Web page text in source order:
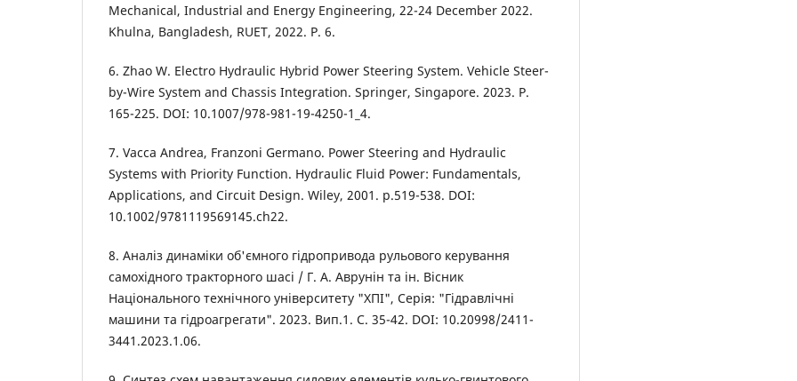
Mechanical, Industrial and Energy Engineering, 22-24 December 2022.
Khulna, Bangladesh, RUET, 2022. P. 6.
6. Zhao W. Electro Hydraulic Hybrid Power Steering System. Vehicle Steer-
by-Wire System and Chassis Integration. Springer, Singapore. 2023. P.
165-225. DOI: 10.1007/978-981-19-4250-1_4.
7. Vacca Andrea, Franzoni Germano. Power Steering and Hydraulic
Systems with Priority Function. Hydraulic Fluid Power: Fundamentals,
Applications, and Circuit Design. Wiley, 2001. p.519-538. DOI:
10.1002/9781119569145.ch22.
8. Аналіз динаміки об'ємного гідропривода рульового керування
самохідного тракторного шасі / Г. А. Аврунін та ін. Вісник
Національного технічного університету "ХПІ", Серія: "Гідравлічні
машини та гідроагрегати". 2023. Вип.1. С. 35-42. DOI: 10.20998/2411-
3441.2023.1.06.